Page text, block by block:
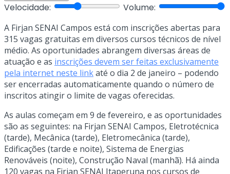
Velocidade: Volume:
A Firjan SENAI Campos está com inscrições abertas para
315 vagas gratuitas em diversos cursos técnicos de nível
médio. As oportunidades abrangem diversas áreas de
atuação e as inscrições devem ser feitas exclusivamente
pela internet neste linkaté o dia 2 de janeiro – podendo
ser encerradas automaticamente quando o número de
inscritos atingir o limite de vagas oferecidas.
As aulas começam em 9 de fevereiro, e as oportunidades
são as seguintes: na Firjan SENAI Campos, Eletrotécnica
(tarde), Mecânica (tarde), Eletromecânica (tarde),
Edificações (tarde e noite), Sistema de Energias
Renováveis (noite), Construção Naval (manhã). Há ainda
120 vagas na Firjan SENAI Itaperuna nos cursos de